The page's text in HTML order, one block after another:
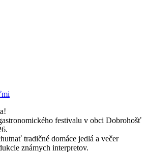
festivalu v obci Dobrohošť
tradičné domáce jedlá a večer
známych interpretov.